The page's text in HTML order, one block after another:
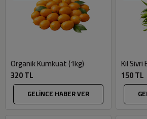
Organik Kumkuat (1kg)
320 TL
GELİNCE HABER VER
Kıl
150 TL